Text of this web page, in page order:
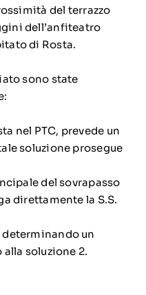
del terrazzo
dell’anfiteatro
di Rosta.
sono state
nel PTC, prevede un
soluzione prosegue
del sovrapasso
direttamente la S.S.
determinando un
soluzione 2.